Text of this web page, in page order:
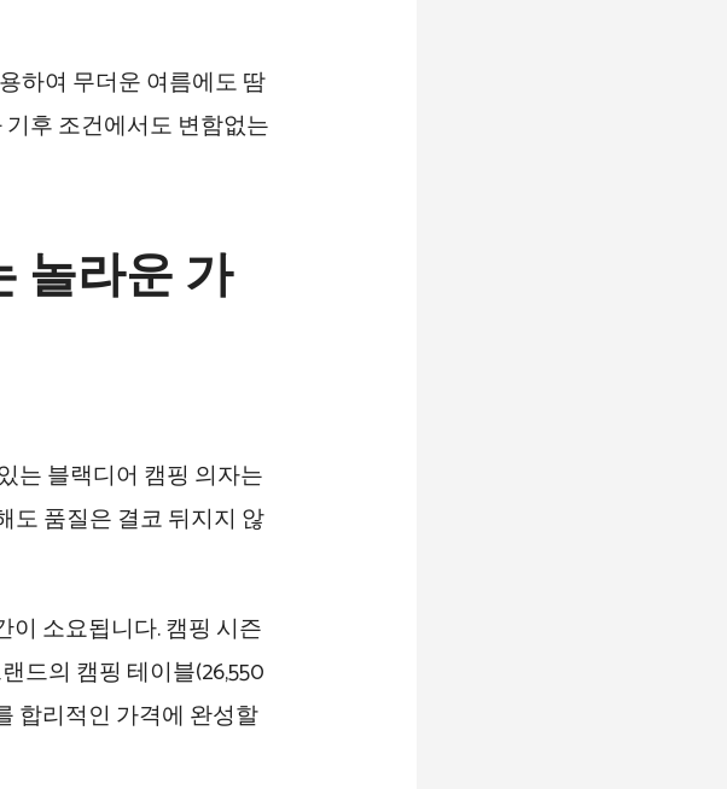
하여 무더운 여름에도 땀
후 조건에서도 변함없는
놀라운 가
는 블랙디어 캠핑 의자는
도 품질은 결코 뒤지지 않
이 소요됩니다. 캠핑 시즌
드의 캠핑 테이블(26,550
합리적인 가격에 완성할